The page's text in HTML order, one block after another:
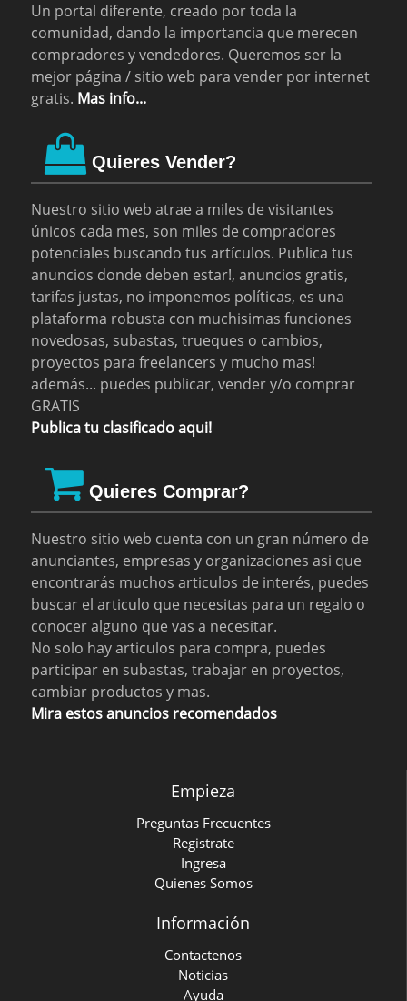
Un portal diferente, creado por toda la
comunidad, dando la importancia que merecen
compradores y vendedores. Queremos ser la
mejor página / sitio web para vender por internet
gratis. Mas info...
Quieres Vender?
Nuestro sitio web atrae a miles de visitantes
únicos cada mes, son miles de compradores
potenciales buscando tus artículos. Publica tus
anuncios donde deben estar!, anuncios gratis,
tarifas justas, no imponemos políticas, es una
plataforma robusta con muchisimas funciones
novedosas, subastas, trueques o cambios,
proyectos para freelancers y mucho mas!
además... puedes publicar, vender y/o comprar
GRATIS
Publica tu clasificado aqui!
Quieres Comprar?
Nuestro sitio web cuenta con un gran número de
anunciantes, empresas y organizaciones asi que
encontrarás muchos articulos de interés, puedes
buscar el articulo que necesitas para un regalo o
conocer alguno que vas a necesitar.
No solo hay articulos para compra, puedes
participar en subastas, trabajar en proyectos,
cambiar productos y mas.
Mira estos anuncios recomendados
Empieza
Preguntas Frecuentes
Registrate
Ingresa
Quienes Somos
Información
Contactenos
Noticias
Ayuda